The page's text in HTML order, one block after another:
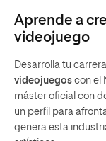
Aprende a
videojuego
Desarrolla tu
videojuegos con el
máster oficial con
un perfil para
genera esta